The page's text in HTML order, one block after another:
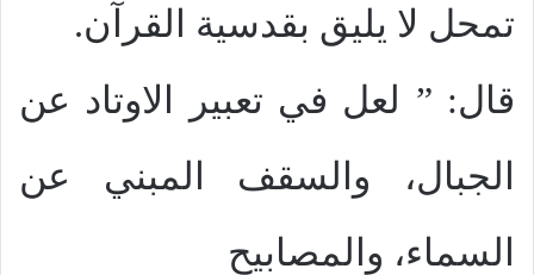
تمحل لا يليق بقدسية القرآن.
قال: ” لعل في تعبير الاوتاد عن
الجبال، والسقف المبني عن
السماء، والمصابيح